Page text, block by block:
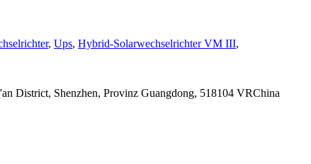
, Ups, Hybrid-Solarwechselrichter VM III,
District, Shenzhen, Provinz Guangdong, 518104 VRChina